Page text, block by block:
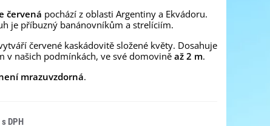
červená pochází z oblasti Argentiny a Ekvádoru.
je příbuzný banánovníkům a strelíciím.
červené kaskádovitě složené květy. Dosahuje
v našich podmínkách, ve své domovině až 2 m.
mrazuvzdorná.